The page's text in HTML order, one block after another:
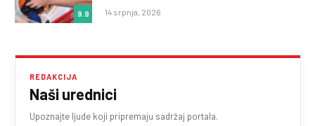
9.9 14 srpnja, 2026
REDAKCIJA
Naši urednici
Upoznajte ljude koji pripremaju sadržaj portala.